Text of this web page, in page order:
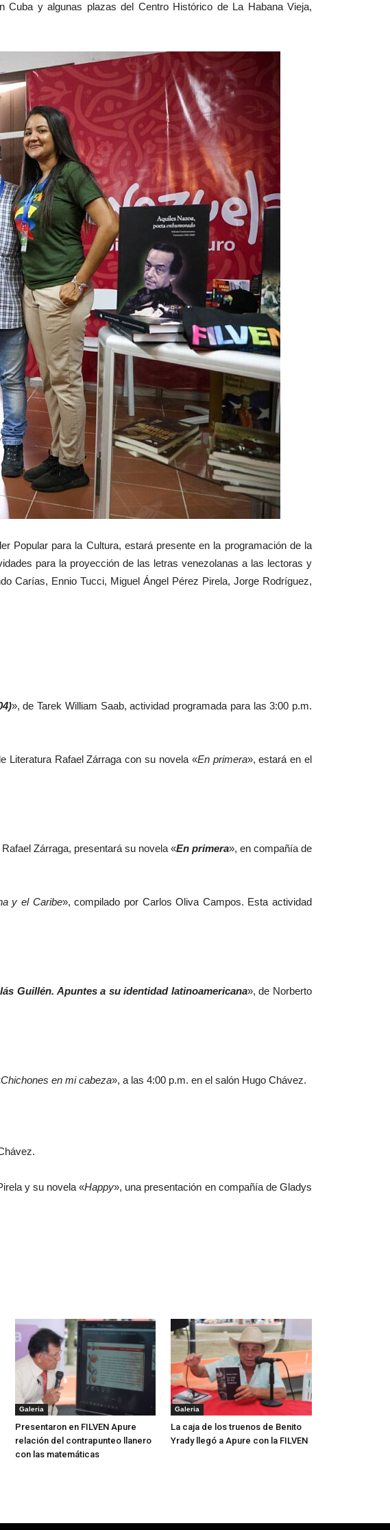
y algunas plazas del Centro Histórico de La Habana Vieja,
Popular para la Cultura, estará presente en la programación de la
para la proyección de las letras venezolanas a las lectoras y
Carías, Ennio Tucci, Miguel Ángel Pérez Pirela, Jorge Rodríguez,
», de Tarek William Saab, actividad programada para las 3:00 p.m.
Literatura Rafael Zárraga con su novela «En primera», estará en el
Zárraga, presentará su novela «En primera», en compañía de
y el Caribe», compilado por Carlos Oliva Campos. Esta actividad
Guillén. Apuntes a su identidad latinoamericana», de Norberto
Chichones en mi cabeza», a las 4:00 p.m. en el salón Hugo Chávez.
y su novela «Happy», una presentación en compañía de Gladys
Galeria
Presentaron en FILVEN Apure
relación del contrapunteo llanero
con las matemáticas
Galeria
La caja de los truenos de Benito
Yrady llegó a Apure con la FILVEN